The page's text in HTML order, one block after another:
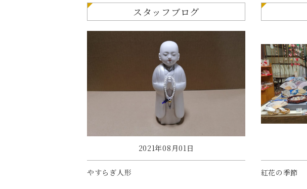
スタッフブログ
2021年08月01日
やすらぎ人形 紅花の季節